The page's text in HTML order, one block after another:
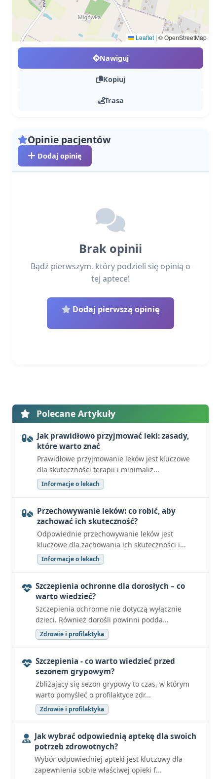
Leaflet | © OpenStreetMap
Nawiguj
Kopiuj
Trasa
Opinie pacjentów
Dodaj opinię
Brak opinii
Bądź pierwszym, który podzieli się opinią o
tej aptece!
Dodaj pierwszą opinię
Polecane Artykuły
Jak prawidłowo przyjmować leki: zasady,
które warto znać
Prawidłowe przyjmowanie leków jest kluczowe
dla skuteczności terapii i minimaliz...
Informacje o lekach
Przechowywanie leków: co robić, aby
zachować ich skuteczność?
Odpowiednie przechowywanie leków jest
kluczowe dla zachowania ich skuteczności i...
Informacje o lekach
Szczepienia ochronne dla dorosłych – co
warto wiedzieć?
Szczepienia ochronne nie dotyczą wyłącznie
dzieci. Również dorośli powinni podda...
Zdrowie i profilaktyka
Szczepienia - co warto wiedzieć przed
sezonem grypowym?
Zbliżający się sezon grypowy to czas, w którym
warto pomyśleć o profilaktyce zdr...
Zdrowie i profilaktyka
Jak wybrać odpowiednią aptekę dla swoich
potrzeb zdrowotnych?
Wybór odpowiedniej apteki jest kluczowy dla
zapewnienia sobie właściwej opieki f...